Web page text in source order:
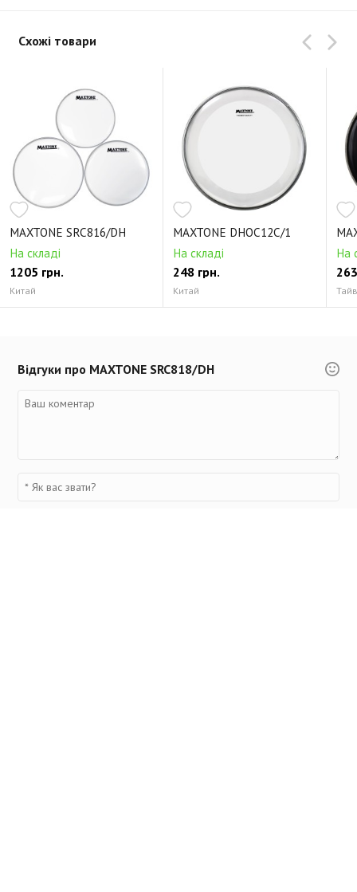
Схожі товари
MAXTONE SRC816/DH
На складі
1205 грн.
Китай
MAXTONE DHOC12C/1
На складі
248 грн.
Китай
На
Відгуки про MAXTONE SRC818/DH